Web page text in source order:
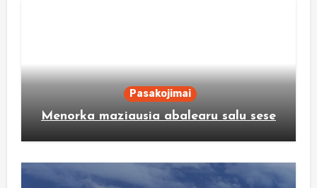
Pasakojimai
Menorka maziausia abalearu salu sese